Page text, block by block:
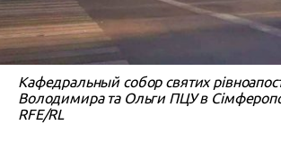
Кафедральный собор святих
Володимира та Ольги ПЦУ в
RFE/RL